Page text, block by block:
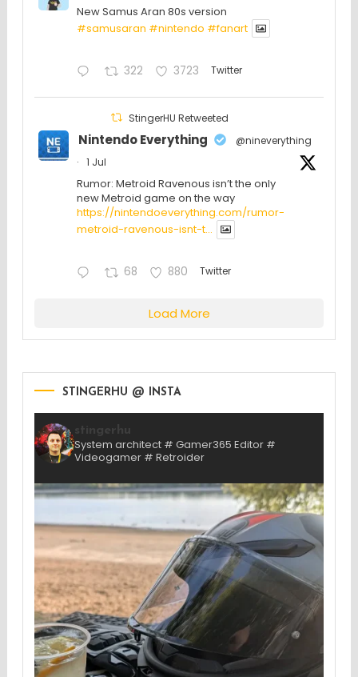
New Samus Aran 80s version
#samusaran #nintendo #fanartㅤㅤㅤㅤ
322 3723 Twitter
StingerHU Retweeted
Nintendo Everything
@nineverything
·
1 Jul
Rumor: Metroid Ravenous isn’t the only
new Metroid game on the way
https://nintendoeverything.com/rumor-
metroid-ravenous-isnt-t...
68 880 Twitter
Load More
STINGERHU @ INSTA
System architect # Gamer365 Editor #
Videogamer # Retroider